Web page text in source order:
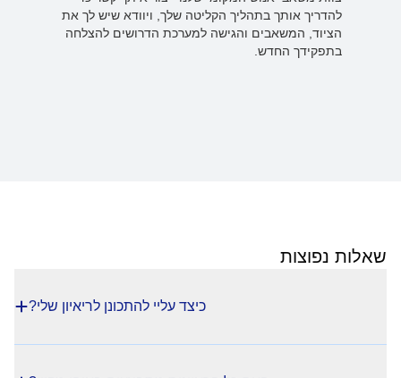
להדריך אותך בתהליך הקליטה שלך, ויוודא שיש לך את
הציוד, המשאבים והגישה למערכת הדרושים להצלחה
בתפקידך החדש.
שאלות נפוצות
כיצד עליי להתכונן לריאיון שלי?